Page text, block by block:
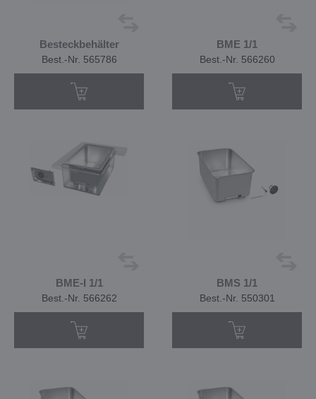
Besteckbehälter
Best.-Nr. 565786
BME 1/1
Best.-Nr. 566260
BME-I 1/1
Best.-Nr. 566262
BMS 1/1
Best.-Nr. 550301